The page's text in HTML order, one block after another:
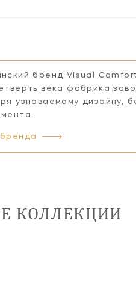
бренд Visual
века фабрика
узнаваемому дизайну,
КОЛЛЕКЦИИ